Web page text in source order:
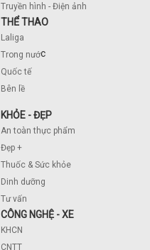
Truyền hình - Điện ảnh
THỂ THAO
Laliga
Trong nước
Quốc tế
Bên lề
KHỎE - ĐẸP
An toàn thực phẩm
Đẹp +
Thuốc & Sức khỏe
Dinh dưỡng
Tư vấn
CÔNG NGHỆ - XE
KHCN
CNTT